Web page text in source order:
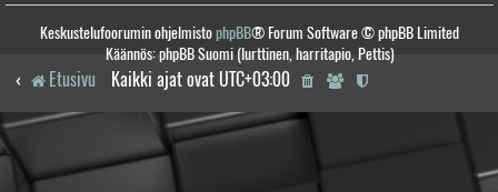
Keskustelufoorumin ohjelmistophpBB® Forum Software © phpBB Limited
Käännös: phpBB Suomi (lurttinen, harritapio, Pettis)
Etusivu Kaikki ajat ovat UTC+03:00